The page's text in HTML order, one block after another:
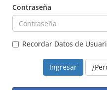
Contraseña
Recordar Datos de